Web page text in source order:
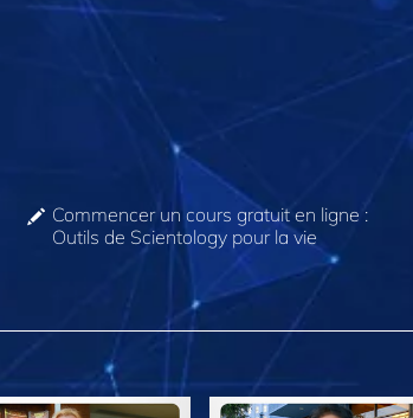
Commencer un cours gratuit en ligne :
Outils de Scientology pour la vie